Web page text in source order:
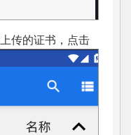
传的证书，点击